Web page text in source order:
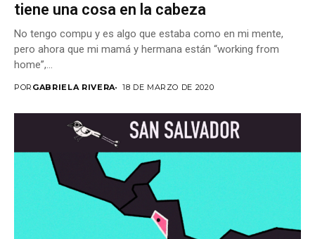
tiene una cosa en la cabeza
No tengo compu y es algo que estaba como en mi mente,
pero ahora que mi mamá y hermana están “working from
home”,...
POR GABRIELA RIVERA 18 DE MARZO DE 2020